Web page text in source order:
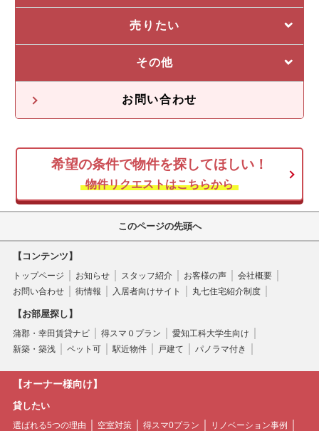
管理システム
私たちの5つの強み
収益物件一覧
不動産投資の流れ
売りたい
売却に強い5つの理由
不動産無料査定
その他
オーナー様の声
空き家
お問い合わせ
希望の条件で物件を探してほしい！
物件リクエストはこちらから
このページの先頭へ
【コンテンツ】
トップページ お知らせ スタッフ紹介 お客様の声
会社概要
お問い合わせ
街情報 入居者向けサイト 丸七住宅紹介制度
【お部屋探し】
蒲郡・幸田賃貸ナビ 得スマ０プラン
愛知工科大学生向け
新築・築浅
ペット可 駅近物件 戸建て パノラマ付き
【オーナー様向け】
貸したい
選ばれる5つの理由 空室対策 得スマ0プラン
リノベーション事例